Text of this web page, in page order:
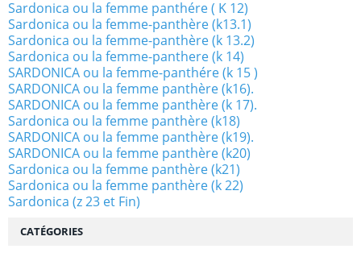
Sardonica ou la femme panthére ( K 12)
Sardonica ou la femme-panthère (k13.1)
Sardonica ou la femme-panthère (k 13.2)
Sardonica ou la femme-panthere (k 14)
SARDONICA ou la femme-panthére (k 15 )
SARDONICA ou la femme panthère (k16).
SARDONICA ou la femme panthère (k 17).
Sardonica ou la femme panthère (k18)
SARDONICA ou la femme panthère (k19).
SARDONICA ou la femme panthère (k20)
Sardonica ou la femme panthère (k21)
Sardonica ou la femme panthère (k 22)
Sardonica (z 23 et Fin)
CATÉGORIES